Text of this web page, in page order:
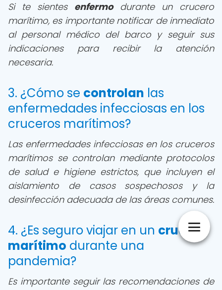
Si te sientes enfermodurante un crucero
marítimo, es importante notificar de inmediato
al personal médico del barco y seguir sus
indicaciones para recibir la atención
necesaria.
3. ¿Cómo se controlan las
enfermedades infecciosas en los
cruceros marítimos?
Las enfermedades infecciosas en los cruceros
marítimos se controlan mediante protocolos
de salud e higiene estrictos, que incluyen el
aislamiento de casos sospechosos y la
desinfección adecuada de las áreas comunes.
4. ¿Es seguro viajar en un crucero
marítimo durante una
pandemia?
Es importante seguir las recomendaciones de